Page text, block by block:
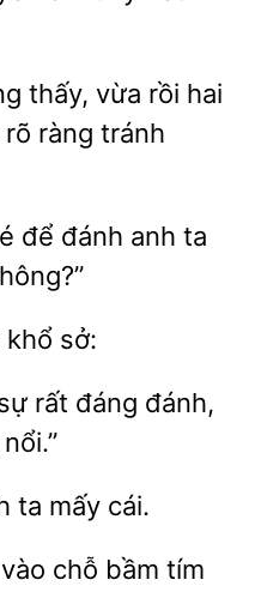
thấy, vừa
ràng tránh
để
anh
sở:
đáng đánh,
ta mấy
chỗ